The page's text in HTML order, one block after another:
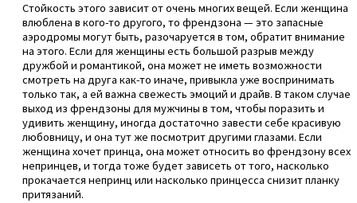
Стойкость этого зависит от очень многих вещей. Если женщина
влюблена в кого-то другого, то френдзона — это запасные
аэродромы могут быть, разочаруется в том, обратит внимание
на этого. Если для женщины есть большой разрыв между
дружбой и романтикой, она может не иметь возможности
смотреть на друга как-то иначе, привыкла уже воспринимать
только так, а ей важна свежесть эмоций и драйв. В таком случае
выход из френдзоны для мужчины в том, чтобы поразить и
удивить женщину, иногда достаточно завести себе красивую
любовницу, и она тут же посмотрит другими глазами. Если
женщина хочет принца, она может относить во френдзону всех
непринцев, и тогда тоже будет зависеть от того, насколько
прокачается непринц или насколько принцесса снизит планку
притязаний.